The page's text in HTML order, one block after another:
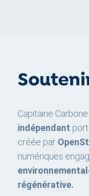
Capitaine
indépendant
créée par
numériques
régénérative.